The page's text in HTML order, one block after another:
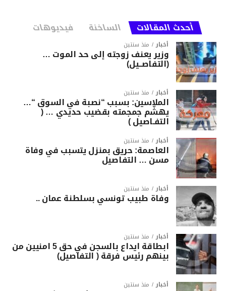
أحدث المقالات الساخنة فيديوهات
أخبار منذ سنتين
وزير يعنف زوجته إلى حد الموت …
(التفاصــيل)
أخبار منذ سنتين
الملاسين: بسبب “نصبة في السوق “…
يهشّم جمجمته بقضيب حديدي … (
التفـاصيل )
أخبار منذ سنتين
العاصمة: حريق بمنزل يتسبب في وفاة
مسن … التفاصيل
أخبار منذ سنتين
وفاة طبيب تونسي بسلطنة عمان ..
أخبار منذ سنتين
ابطاقة ايداع بالسجن في حق 5 امنيين من
بينهم رئيس فرقة ( التفاصيل)
أخبار منذ سنتين